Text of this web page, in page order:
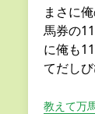
まさに
馬券の
に俺も
てだし
教えて万